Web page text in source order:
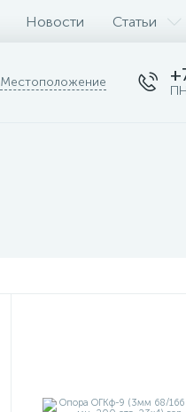
Новости Статьи
Местоположение